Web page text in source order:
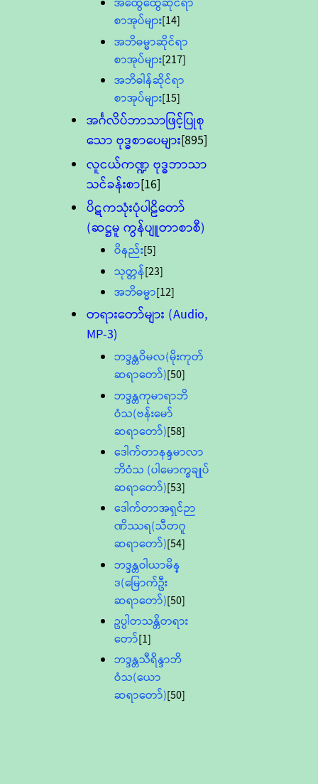
စာအုပ်များ[14]
အဘိဓမ္မာဆိုင်ရာ
စာအုပ်များ[217]
အဘိဓါန်ဆိုင်ရာ
စာအုပ်များ[15]
အင်္ဂလိပ်ဘာသာဖြင့်ပြုစု
သော ဗုဒ္ဓစာပေများ[895]
လူငယ်ကဏ္ဍ ဗုဒ္ဓဘာသာ
သင်ခန်းစာ[16]
ပိဋကသုံးပုံပါဠိတော်
(ဆဋ္ဌမူ ကွန်ပျူတာစာစီ)
ဝိနည်း[5]
သုတ္တန်[23]
အဘိဓမ္မာ[12]
တရားတော်များ (Audio,
MP-3)
ဘဒ္ဒန္တဝိမလ(မိုးကုတ်
ဆရာတော်)[50]
ဘဒ္ဒန္တကုမာရာဘိ
ဝံသ(ဗန်းမော်
ဆရာတော်)[58]
ဒေါက်တာနန္ဒမာလာ
ဘိဝံသ (ပါမောက္ခချုပ်
ဆရာတော်)[53]
ဒေါက်တာအရှင်ဉာ
ဏိဿရ(သီတဂူ
ဆရာတော်)[54]
ဘဒ္ဒန္တဝါယာမိန္
ဒ(မြောက်ဦး
ဆရာတော်)[50]
ဥပ္ပါတသန္တိတရား
တော်[1]
ဘဒ္ဒန္တသီရိန္ဒာဘိ
ဝံသ(ယော
ဆရာတော်)[50]